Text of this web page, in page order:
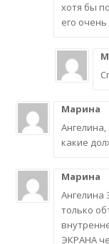
хотя бы
его очень
Марина
Ангелина,
какие
Марина
Ангелина
только
ЭКРАНА